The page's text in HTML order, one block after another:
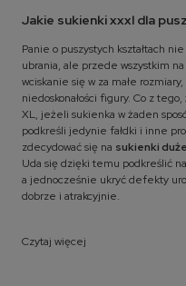
Jakie sukienki xxxl dla
Panie o puszystych kształtach
ubrania, ale przede wszystkim
wciskanie się w za małe
niedoskonałości figury. Co z
XL, jeżeli sukienka w żaden
podkreśli jedynie fałdki i inne
zdecydować się na sukienki
Uda się dzięki temu podkreślić
a jednocześnie ukryć defekty
dobrze i atrakcyjnie.
Czytaj więcej